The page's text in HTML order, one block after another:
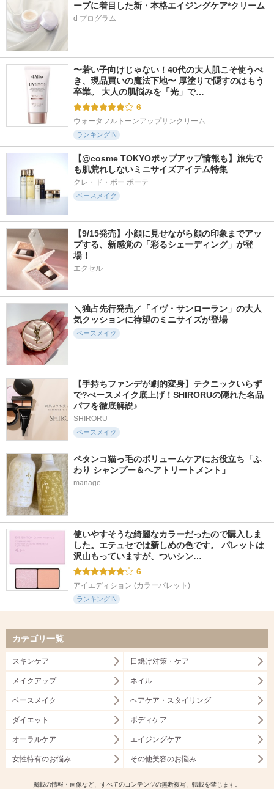
ープに着目した新・本格エイジングケア*クリーム
d プログラム
〜若い子向けじゃない！40代の大人肌こそ使うべ
き、現品買いの魔法下地〜 厚塗りで隠すのはもう
卒業。 大人の肌悩みを「光」で…
6
ウォータフルトーンアップサンクリーム
ランキングIN
【@cosme TOKYOポップアップ情報も】旅先で
も肌荒れしないミニサイズアイテム特集
クレ・ド・ポー ボーテ
ベースメイク
【9/15発売】小顔に見せながら顔の印象までアッ
プする、新感覚の「彩るシェーディング」が登
場！
エクセル
＼独占先行発売／「イヴ・サンローラン」の大人
気クッションに待望のミニサイズが登場
ベースメイク
【手持ちファンデが劇的変身】テクニックいらず
で?べースメイク底上げ！SHIRORUの隠れた名品
パフを徹底解説♪
SHIRORU
ベースメイク
ペタンコ猫っ毛のボリュームケアにお役立ち「ふ
わり シャンプー＆ヘアトリートメント」
manage
使いやすそうな綺麗なカラーだったので購入しま
した。エテュセでは新しめの色です。 パレットは
沢山もっていますが、ついシン…
6
アイエディション (カラーパレット)
ランキングIN
カテゴリ一覧
スキンケア 日焼け対策・ケア
メイクアップ ネイル
ベースメイク ヘアケア・スタイリング
ダイエット ボディケア
オーラルケア エイジングケア
女性特有のお悩み その他美容のお悩み
掲載の情報・画像など、すべてのコンテンツの無断複写、転載を禁じます。